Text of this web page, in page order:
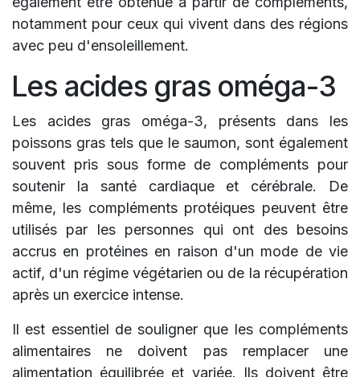
notamment pour ceux qui vivent dans des régions
avec peu d'ensoleillement.
Les acides gras oméga-3
Les acides gras oméga-3, présents dans les
poissons gras tels que le saumon, sont également
souvent pris sous forme de compléments pour
soutenir la santé cardiaque et cérébrale. De
même, les compléments protéiques peuvent être
utilisés par les personnes qui ont des besoins
accrus en protéines en raison d'un mode de vie
actif, d'un régime végétarien ou de la récupération
après un exercice intense.
Il est essentiel de souligner que les compléments
alimentaires ne doivent pas remplacer une
alimentation équilibrée et variée. Ils doivent être